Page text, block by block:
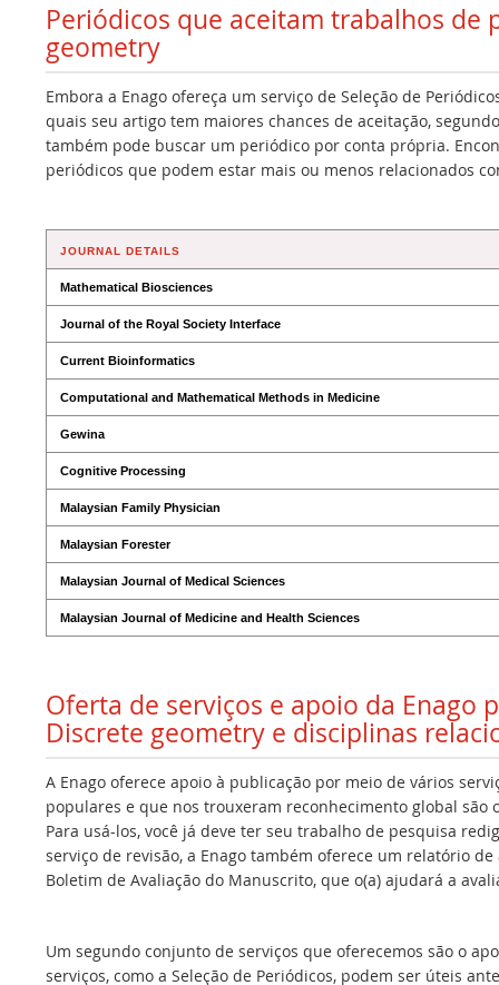
Periódicos que aceitam trabalhos de
geometry
Embora a Enago ofereça um serviço de Seleção de
quais seu artigo tem maiores chances de aceitação,
também pode buscar um periódico por conta própria.
periódicos que podem estar mais ou menos relacionados
JOURNAL DETAILS
Mathematical Biosciences
Journal of the Royal Society Interface
Current Bioinformatics
Computational and Mathematical Methods in Medicine
Gewina
Cognitive Processing
Malaysian Family Physician
Malaysian Forester
Malaysian Journal of Medical Sciences
Malaysian Journal of Medicine and Health Sciences
Oferta de serviços e apoio da Enago
Discrete geometry e disciplinas
A Enago oferece apoio à publicação por meio de vários
populares e que nos trouxeram reconhecimento global são
Para usá-los, você já deve ter seu trabalho de pesquisa
serviço de revisão, a Enago também oferece um relatório
Boletim de Avaliação do Manuscrito, que o(a) ajudará a
Um segundo conjunto de serviços que oferecemos são o
serviços, como a Seleção de Periódicos, podem ser úteis